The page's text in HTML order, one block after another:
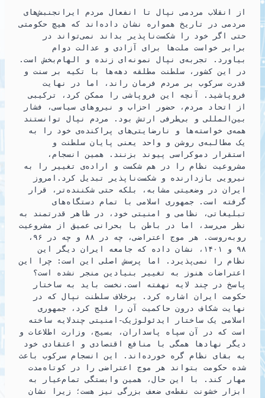
از انقلاب مردمی نپال تا انفعال مردم ایرانجنبش‌های
مردمی در تاریخ همواره نشان داده‌اند که هیچ حکومتی
حتی اگر خود را شکست‌ناپذیر بداند نمی‌تواند در
برابر خواست ملت‌ها برای آزادی و عدالت دوام
بیاورد. تجربه‌ی نپال نمونه‌ای زنده و الهام‌بخش است.
در این کشور، سلطنت مطلقه دهه‌ها با تکیه بر سنت و
قدرت سرکوب بر مردم فرمان راند، اما در نهایت
فروپاشید. آنچه این فروپاشی را ممکن کرد، ترکیبی
از اتحاد مردم، حضور احزاب و نیروهای سیاسی، فشار
بین‌المللی و بی‌طرفی ارتش بود. مردم نپال توانستند
همه‌ی خواسته‌ها و نارضایتی‌های پراکنده‌ی خود را به
یک مطالبه‌ی روشن و واحد یعنی پایان سلطنت و
استقرار دموکراسی پیوند بزنند. همین انسجام،
مشروعیت نظام را در هم شکست و اراده‌ی تغییر را به
نیرویی بازدارنده و شکست‌ناپذیر تبدیل کرد.امروز
ایران در وضعیتی مشابه، بلکه حتی شکننده‌تر، قرار
گرفته است. جمهوری اسلامی با تمام دستگاه‌های
تبلیغاتی، نظامی و امنیتی خود، در ظاهر قدرتمند به
نظر می‌رسد، اما در باطن با بحرانی عمیق از مشروعیت
روبه‌روست. هر موج اعتراضی، چه در ۸۸ و چه در ۹۶،
۹۸ و ۱۴۰۱، نشان داده که جامعه ایران دیگر این
نظام را نمی‌پذیرد. اما پرسش اصلی این است: چرا این
اعتراضات هنوز به تغییر بنیادین منجر نشده است؟
پاسخ در چند لایه نهفته است.نخست باید به ساختار
حکومت ایران اشاره کرد. برخلاف سلطنت نپال که در
نهایت شکاف درون حاکمیت آن را فلج کرد، جمهوری
اسلامی یک ساختار ایدئولوژیک-امنیتی چندلایه ساخته
است که در آن سپاه پاسداران، بسیج، وزارت اطلاعات و
دیگر نهادها همگی با منافع اقتصادی و اعتقادی خود
به بقای نظام گره خورده‌اند. این انسجام سرکوب باعث
شده حکومت بتواند هر موج اعتراضی را در کوتاه‌مدت
مهار کند. با این حال، همین وابستگی تمام‌عیار به
ابزار خشونت نقطه‌ی ضعف بزرگی نیز هست؛ زیرا نشان